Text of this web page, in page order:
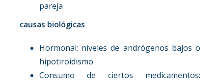
pareja
causas biológicas
Hormonal: niveles de andrógenos bajos o
hipotiroidismo
Consumo de ciertos medicamentos: